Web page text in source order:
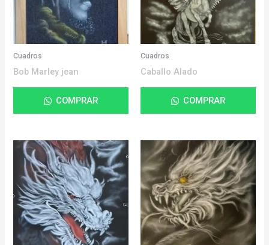
Cuadros
Bob Marley jean
COMPRAR
Cuadros
Caballo Alado
COMPRAR